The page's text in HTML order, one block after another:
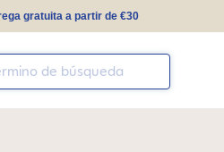
gratuita a partir de €30